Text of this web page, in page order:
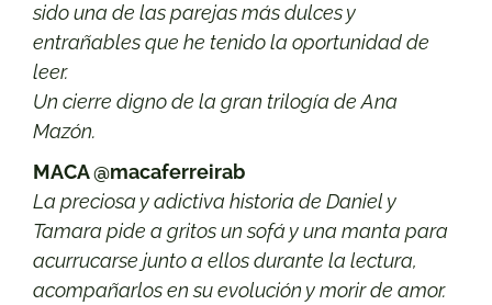
sidouna de las parejas más dulces y
entrañables que he tenido la oportunidad de
leer.
Un cierre digno de la gran trilogía de Ana
Mazón.
MACA @macaferreirab
La preciosa y adictiva historia de Daniel y
Tamara pide a gritos un sofá y una manta para
acurrucarse junto a ellos durante la lectura,
acompañarlos en su evolución y morir de amor.